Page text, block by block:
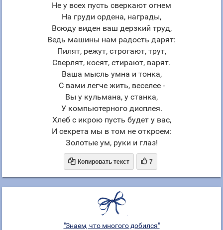
Не у всех пусть сверкают огнем
На груди ордена, награды,
Всюду виден ваш дерзкий труд,
Ведь машины нам радость дарят:
Пилят, режут, строгают, трут,
Сверлят, косят, стирают, варят.
Ваша мысль умна и тонка,
С вами легче жить, веселее -
Вы у кульмана, у станка,
У компьютерного дисплея.
Хлеб с икрою пусть будет у вас,
И секрета мы в том не откроем:
Золотые ум, руки и глаз!
 Копировать текст  7
"Знаем, что многого добился"